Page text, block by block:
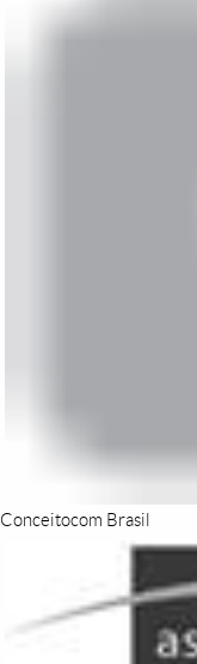
Conceitocom Brasil